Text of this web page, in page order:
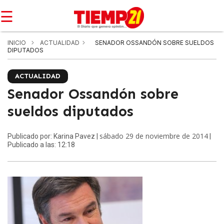
☰
INICIO ACTUALIDAD
SENADOR OSSANDÓN SOBRE SUELDOS
DIPUTADOS
ACTUALIDAD
Senador Ossandón sobre
sueldos diputados
Publicado por: Karina Pavez | sábado 29 de noviembre de 2014
Publicado a las: 12:18